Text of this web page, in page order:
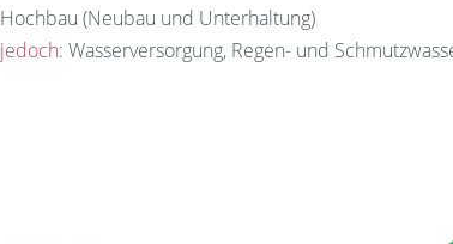
Hochbau (Neubau und Unterhaltung)
jedoch: Wasserversorgung, Regen- und